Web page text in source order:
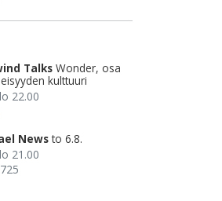
Talks Wonder, osa
kulttuuri
22.00
News to 6.8.
21.00